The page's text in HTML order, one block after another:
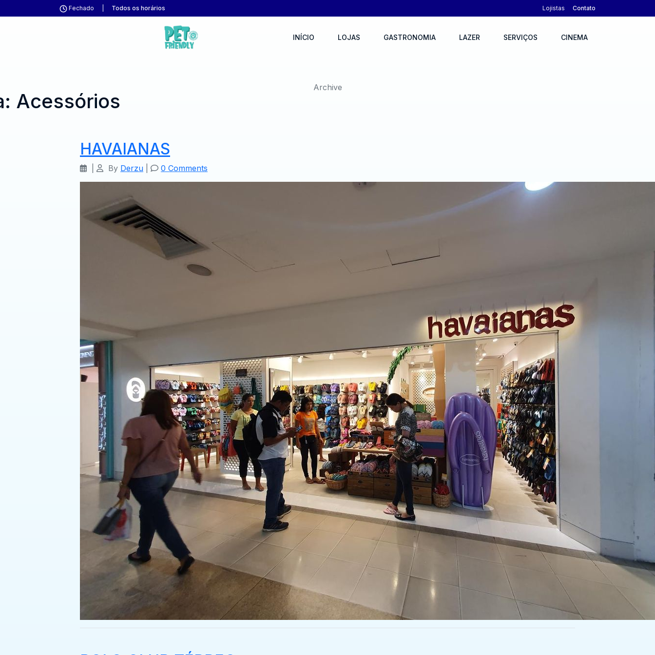
Fechado Todos os horários Lojistas Contato
INÍCIO LOJAS GASTRONOMIA LAZER SERVIÇOS CINEMA
Archive
Acessórios
HAVAIANAS
By Derzu 0 Comments